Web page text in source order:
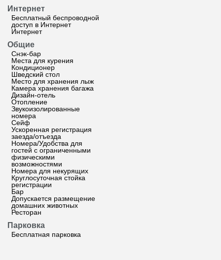
Интернет
Бесплатный беспроводной
доступ в Интернет
Интернет
Общие
Снэк-бар
Места для курения
Кондиционер
Шведский стол
Место для хранения лыж
Камера хранения багажа
Дизайн-отель
Отопление
Звукоизолированные
номера
Сейф
Ускоренная регистрация
заезда/отъезда
Номера/Удобства для
гостей с ограниченными
физическими
возможностями
Номера для некурящих
Круглосуточная стойка
регистрации
Бар
Допускается размещение
домашних животных
Ресторан
Парковка
Бесплатная парковка